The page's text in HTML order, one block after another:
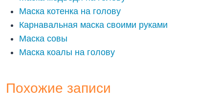
Маска котенка на голову
Карнавальная маска своими руками
Маска совы
Маска коалы на голову
Похожие записи